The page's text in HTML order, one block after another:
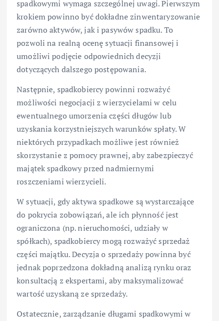
spadkowymi wymaga szczególnej uwagi. Pierwszym
krokiem powinno być dokładne zinwentaryzowanie
zarówno aktywów, jak i pasywów spadku. To
pozwoli na realną ocenę sytuacji finansowej i
umożliwi podjęcie odpowiednich decyzji
dotyczących dalszego postępowania.
Następnie, spadkobiercy powinni rozważyć
możliwości negocjacji z wierzycielami w celu
ewentualnego umorzenia części długów lub
uzyskania korzystniejszych warunków spłaty. W
niektórych przypadkach możliwe jest również
skorzystanie z pomocy prawnej, aby zabezpieczyć
majątek spadkowy przed nadmiernymi
roszczeniami wierzycieli.
W sytuacji, gdy aktywa spadkowe są wystarczające
do pokrycia zobowiązań, ale ich płynność jest
ograniczona (np. nieruchomości, udziały w
spółkach), spadkobiercy mogą rozważyć sprzedaż
części majątku. Decyzja o sprzedaży powinna być
jednak poprzedzona dokładną analizą rynku oraz
konsultacją z ekspertami, aby maksymalizować
wartość uzyskaną ze sprzedaży.
Ostatecznie, zarządzanie długami spadkowymi w